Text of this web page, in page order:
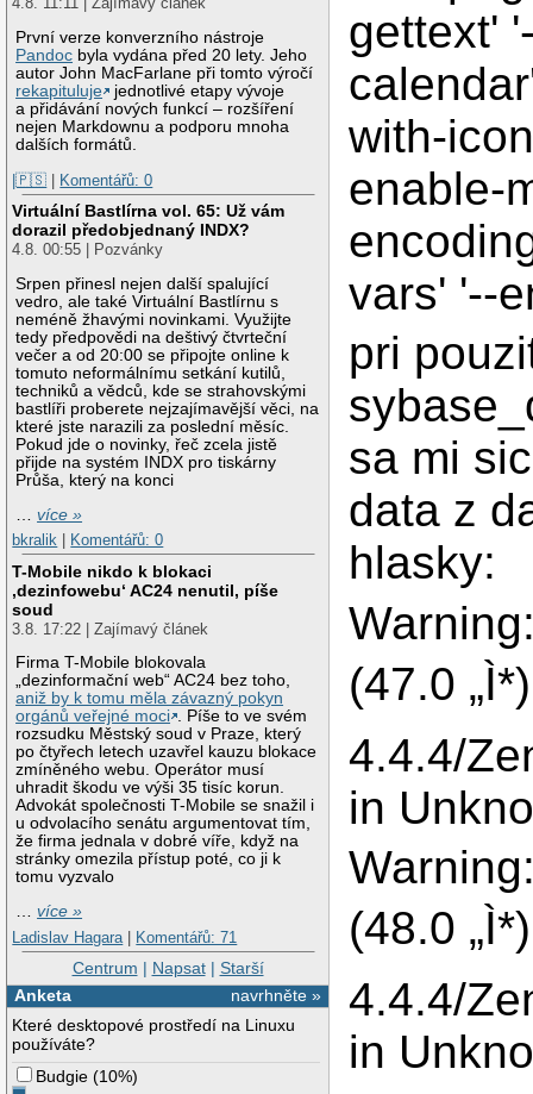
První verze konverzního nástroje
Pandoc byla vydána před 20 lety. Jeho
autor John MacFarlane při tomto výročí
rekapituluje
jednotlivé etapy vývoje
a přidávání nových funkcí – rozšíření
nejen Markdownu a podporu mnoha
dalších formátů.
|🇵🇸 | Komentářů: 0
Virtuální Bastlírna vol. 65: Už vám
dorazil předobjednaný INDX?
4.8. 00:55 | Pozvánky
Srpen přinesl nejen další spalující
vedro, ale také Virtuální Bastlírnu s
neméně žhavými novinkami. Využijte
tedy předpovědi na deštivý čtvrteční
večer a od 20:00 se připojte online k
tomuto neformálnímu setkání kutilů,
techniků a vědců, kde se strahovskými
bastlíři proberete nejzajímavější věci, na
které jste narazili za poslední měsíc.
Pokud jde o novinky, řeč zcela jistě
přijde na systém INDX pro tiskárny
Průša, který na konci
…více »
bkralik
Komentářů: 0
T-Mobile nikdo k blokaci
‚dezinfowebu‘ AC24 nenutil, píše
soud
3.8. 17:22 | Zajímavý článek
Firma T-Mobile blokovala
„dezinformační web“ AC24 bez toho,
aniž by k tomu měla závazný pokyn
orgánů veřejné moci . Píše to ve svém
rozsudku Městský soud v Praze, který
po čtyřech letech uzavřel kauzu blokace
zmíněného webu. Operátor musí
uhradit škodu ve výši 35 tisíc korun.
Advokát společnosti T-Mobile se snažil i
u odvolacího senátu argumentovat tím,
že firma jednala v dobré víře, když na
stránky omezila přístup poté, co ji k
tomu vyzvalo
…více »
Ladislav Hagara | Komentářů: 71
Centrum | Napsat| Starší
navrhněte »
Anketa
Které desktopové prostředí na Linuxu
používáte?
Budgie (10%)
gettext'
with-
enable-
vars' '--
pri
sa mi
data z
hlasky:
(47.0
4.4.4/
in
(48.0
4.4.4/
in